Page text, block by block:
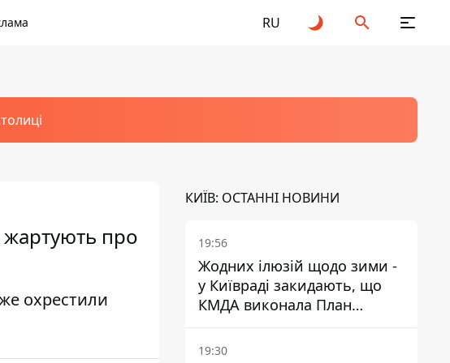
RU
жартують про
охрестили
КИЇВ: ОСТАННІ НОВИНИ
19:56
Жодних ілюзій щодо зими -
у Київраді закидають, що
КМДА виконала План
стійкості на 20%
19:30